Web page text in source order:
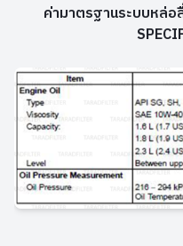
ค่ามาตรฐานระบบหล่อ